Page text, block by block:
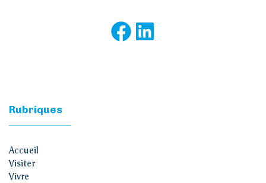
Rubriques
Accueil
Visiter
Vivre